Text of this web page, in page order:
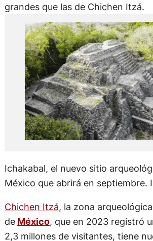
grandes que las de Chichen Itzá.
Ichakabal, el nuevo sitio
México que abrirá en septiembre.
Chichen Itzá , la zona
de México, que en 2023 registró
2,3 millones de visitantes, tiene